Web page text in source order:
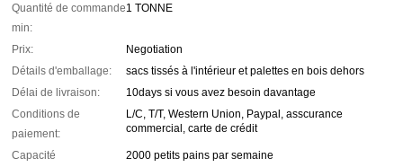
Quantité de commande
min:
1 TONNE
Prix:
Negotiation
Détails d'emballage:
sacs tissés à l'intérieur et palettes en bois dehors
Délai de livraison:
10days si vous avez besoin davantage
Conditions de
paiement:
L/C, T/T, Western Union, Paypal, asscurance
commercial, carte de crédit
Capacité
2000 petits pains par semaine